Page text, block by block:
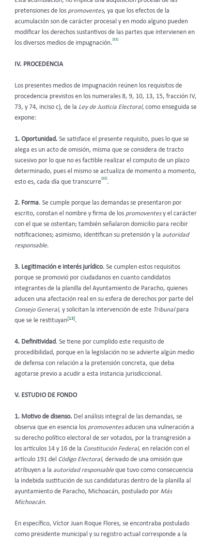
pretensiones de los promoventes, ya que los efectos de la
acumulación son de carácter procesal y en modo alguno pueden
modificar los derechos sustantivos de las partes que intervienen en
los diversos medios de impugnación.
[11]
IV. PROCEDENCIA
Los presentes medios de impugnación reúnen los requisitos de
procedencia previstos en los numerales 8, 9, 10, 13, 15, fracción IV,
73, y 74, inciso c), de la Ley de Justicia Electoral, como enseguida se
expone:
1. Oportunidad. Se satisface el presente requisito, pues lo que se
alega es un acto de omisión, misma que se considera de tracto
sucesivo por lo que no es factible realizar el computo de un plazo
determinado, pues el mismo se actualiza de momento a momento,
esto es, cada día que transcurre
[12]
.
2. Forma. Se cumple porque las demandas se presentaron por
escrito, constan el nombre y firma de los promoventesy el carácter
con el que se ostentan; también señalaron domicilio para recibir
notificaciones; asimismo, identifican su pretensión y la autoridad
responsable.
3. Legitimación e interés jurídico. Se cumplen estos requisitos
porque se promovió por ciudadanos en cuanto candidatos
integrantes de la planilla del Ayuntamiento de Paracho, quienes
aducen una afectación real en su esfera de derechos por parte del
Consejo General, y solicitan la intervención de este Tribunal para
que se le restituyan[13].
4. Definitividad. Se tiene por cumplido este requisito de
procedibilidad, porque en la legislación no se advierte algún medio
de defensa con relación a la pretensión concreta, que deba
agotarse previo a acudir a esta instancia jurisdiccional.
V. ESTUDIO DE FONDO
1. Motivo de disenso. Del análisis integral de las demandas, se
observa que en esencia los promoventesaducen una vulneración a
su derecho político electoral de ser votados, por la transgresión a
los artículos 14 y 16 de la Constitución Federal, en relación con el
artículo 191 del Código Electoral, derivado de una omisión que
atribuyen a la autoridad responsableque tuvo como consecuencia
la indebida sustitución de sus candidaturas dentro de la planilla al
ayuntamiento de Paracho, Michoacán, postulado por Más
Michoacán.
En específico, Víctor Juan Roque Flores, se encontraba postulado
como presidente municipal y su registro actual corresponde a la